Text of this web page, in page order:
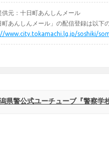
供元：十日町あんしんメール
町あんしんメール」の配信登録は以下
www.city.tokamachi.lg.jp/soshiki/
県警公式ユーチューブ『警察学